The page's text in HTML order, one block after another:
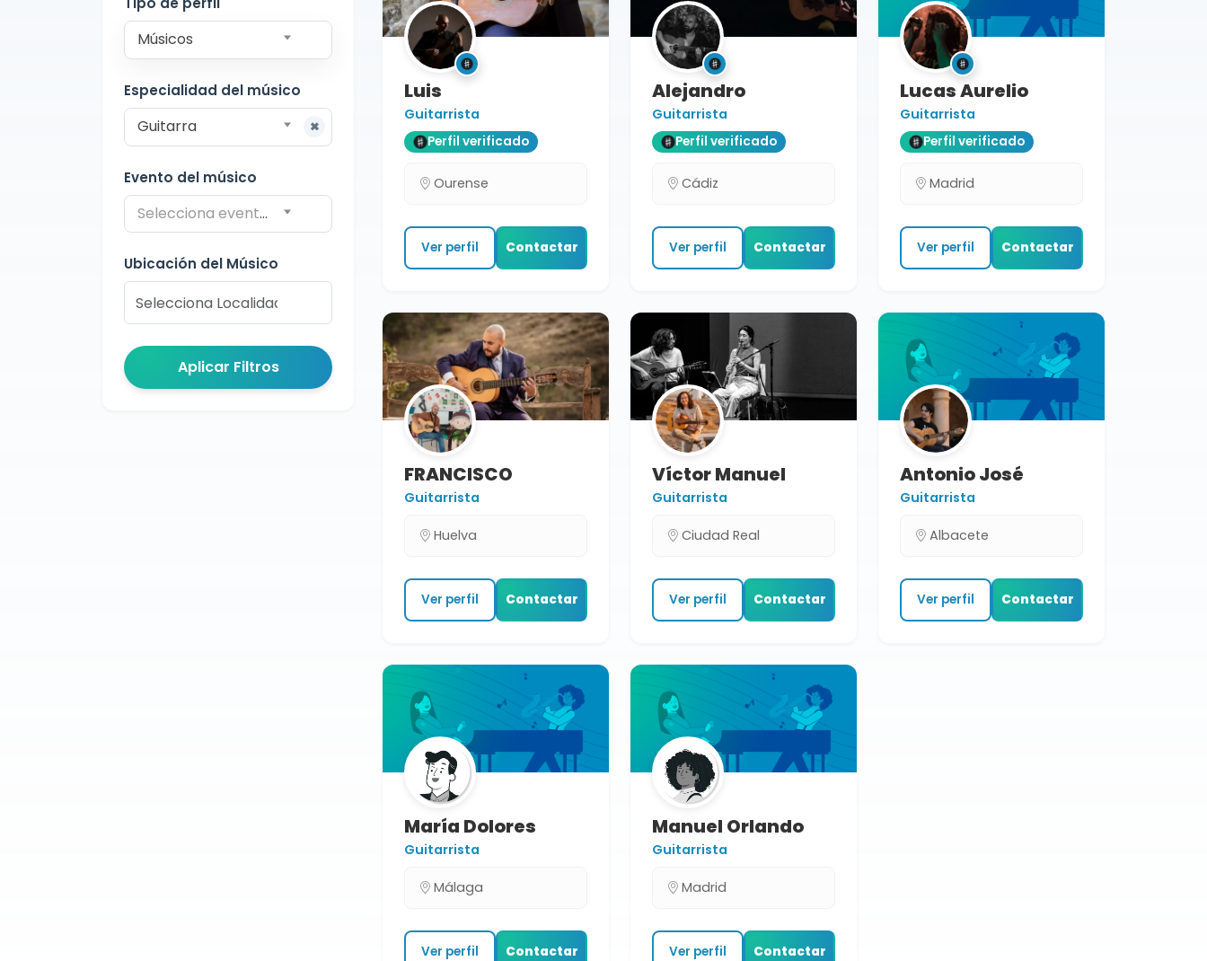
Músicos
Especialidad del músico
Guitarra
Evento del músico
Selecciona evento del músico
Ubicación del Músico
Aplicar Filtros
Luis
Guitarrista
Perfil verificado
Ourense
Ver perfil Contactar
Alejandro
Guitarrista
Perfil verificado
Cádiz
Ver perfil Contactar
Lucas Aurelio
Guitarrista
Perfil verificado
Madrid
Ver perfil Contactar
FRANCISCO
Guitarrista
Huelva
Ver perfil Contactar
Víctor Manuel
Guitarrista
Ciudad Real
Ver perfil Contactar
Antonio José
Guitarrista
Albacete
Ver perfil Contactar
María Dolores
Guitarrista
Málaga
Ver perfil Contactar
Manuel Orlando
Guitarrista
Madrid
Ver perfil Contactar